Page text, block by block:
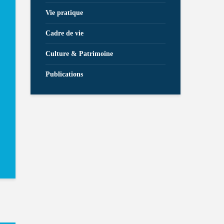
Vie pratique
Cadre de vie
Culture & Patrimoine
Publications